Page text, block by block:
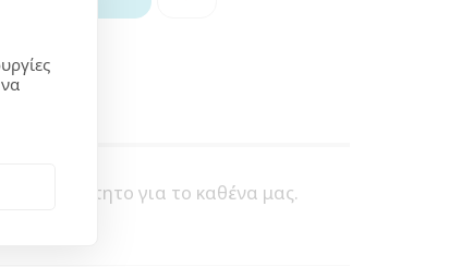
Απαραίτητο για το καθένα μας.